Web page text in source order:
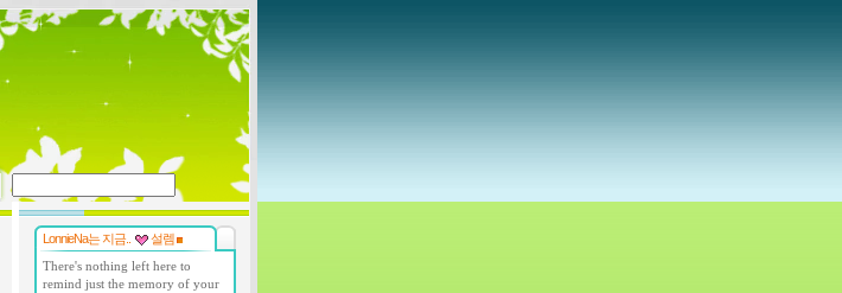
LonnieNa는 지금..
설렘
There's nothing left here to
remind just the memory of your